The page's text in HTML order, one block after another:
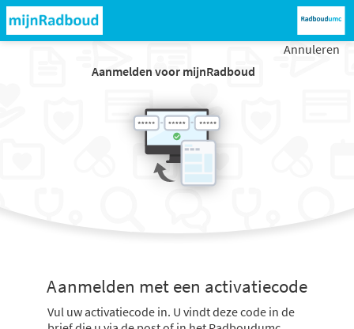
Aanmelden voor mijnRadboud
Annuleren
Aanmelden met een activatiecode
Vul uw activatiecode in. U vindt deze code in de